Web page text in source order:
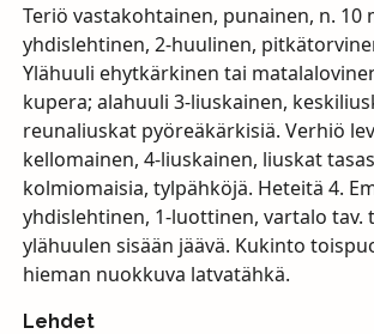
Teriö vastakohtainen, punainen, n. 10
yhdislehtinen, 2-huulinen,
Ylähuuli ehytkärkinen tai
kupera; alahuuli 3-liuskainen,
reunaliuskat pyöreäkärkisiä. Verhiö
kellomainen, 4-liuskainen, liuskat
kolmiomaisia, tylpähköjä. Heteitä 4.
yhdislehtinen, 1-luottinen, vartalo tav.
ylähuulen sisään jäävä. Kukinto
hieman nuokkuva latvatähkä.
Lehdet